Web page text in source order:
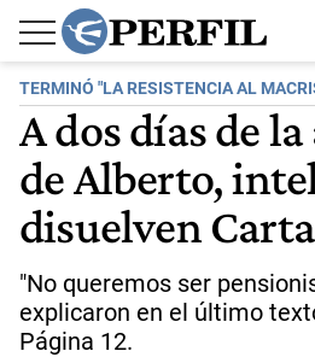
TERMINÓ "LA RESISTENCIA AL
A dos días de
de Alberto,
disuelven
"No queremos ser
explicaron en el último
Página 12.